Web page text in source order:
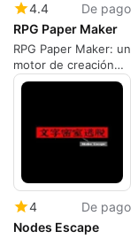
4.4
De pago
RPG Paper Maker
RPG Paper Maker: un
motor de creación
de RPG 2.5D para
4
De pago
Nodes Escape